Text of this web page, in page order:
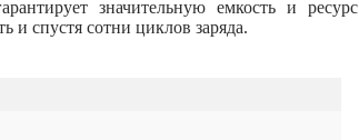
значительную емкость и ресурс
и спустя сотни циклов заряда.